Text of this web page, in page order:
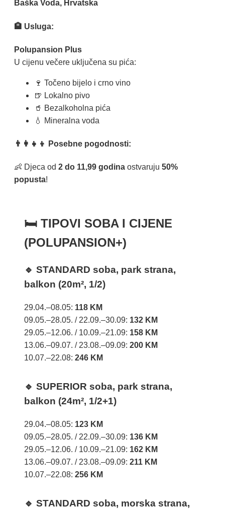
Baška Voda, Hrvatska
🏨 Usluga:
Polupansion Plus
U cijenu večere uključena su pića:
🍷 Točeno bijelo i crno vino
🍺 Lokalno pivo
🥤 Bezalkoholna pića
💧 Mineralna voda
👨‍👩‍👧‍👦 Posebne pogodnosti:
👶 Djeca od 2 do 11,99 godina ostvaruju 50%
popusta!
🛏️ TIPOVI SOBA I CIJENE
(POLUPANSION+)
🔹 STANDARD soba, park strana,
balkon (20m², 1/2)
29.04.–08.05: 118 KM
09.05.–28.05. / 22.09.–30.09: 132 KM
29.05.–12.06. / 10.09.–21.09: 158 KM
13.06.–09.07. / 23.08.–09.09: 200 KM
10.07.–22.08: 246 KM
🔹 SUPERIOR soba, park strana,
balkon (24m², 1/2+1)
29.04.–08.05: 123 KM
09.05.–28.05. / 22.09.–30.09: 136 KM
29.05.–12.06. / 10.09.–21.09: 162 KM
13.06.–09.07. / 23.08.–09.09: 211 KM
10.07.–22.08: 256 KM
🔹 STANDARD soba, morska strana,